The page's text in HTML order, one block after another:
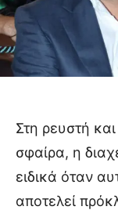
Στη ρευστή
σφαίρα, η
ειδικά όταν
αποτελεί